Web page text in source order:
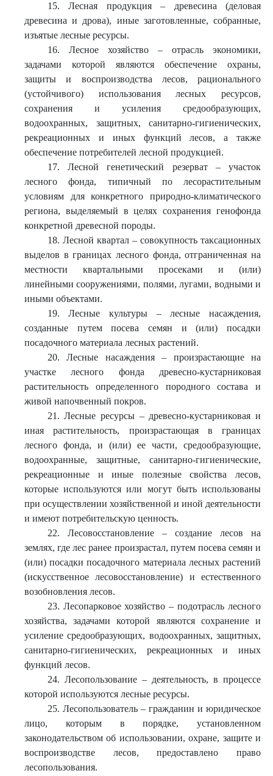
15. Лесная продукция – древесина (деловая
древесина и дрова), иные заготовленные, собранные,
изъятые лесные ресурсы.
16. Лесное хозяйство – отрасль экономики,
задачами которой являются обеспечение охраны,
защиты и воспроизводства лесов, рационального
(устойчивого) использования лесных ресурсов,
сохранения и усиления средообразующих,
водоохранных, защитных, санитарно-гигиенических,
рекреационных и иных функций лесов, а также
обеспечение потребителей лесной продукцией.
17. Лесной генетический резерват – участок
лесного фонда, типичный по лесорастительным
условиям для конкретного природно-климатического
региона, выделяемый в целях сохранения генофонда
конкретной древесной породы.
18. Лесной квартал – совокупность таксационных
выделов в границах лесного фонда, отграниченная на
местности квартальными просеками и (или)
линейными сооружениями, полями, лугами, водными и
иными объектами.
19. Лесные культуры – лесные насаждения,
созданные путем посева семян и (или) посадки
посадочного материала лесных растений.
20. Лесные насаждения – произрастающие на
участке лесного фонда древесно-кустарниковая
растительность определенного породного состава и
живой напочвенный покров.
21. Лесные ресурсы – древесно-кустарниковая и
иная растительность, произрастающая в границах
лесного фонда, и (или) ее части, средообразующие,
водоохранные, защитные, санитарно-гигиенические,
рекреационные и иные полезные свойства лесов,
которые используются или могут быть использованы
при осуществлении хозяйственной и иной деятельности
и имеют потребительскую ценность.
22. Лесовосстановление – создание лесов на
землях, где лес ранее произрастал, путем посева семян и
(или) посадки посадочного материала лесных растений
(искусственное лесовосстановление) и естественного
возобновления лесов.
23. Лесопарковое хозяйство – подотрасль лесного
хозяйства, задачами которой являются сохранение и
усиление средообразующих, водоохранных, защитных,
санитарно-гигиенических, рекреационных и иных
функций лесов.
24. Лесопользование – деятельность, в процессе
которой используются лесные ресурсы.
25. Лесопользователь – гражданин и юридическое
лицо, которым в порядке, установленном
законодательством об использовании, охране, защите и
воспроизводстве лесов, предоставлено право
лесопользования.